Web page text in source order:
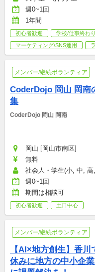
週0~1回
1年間
初心者歓迎 学校/仕事終わ
マーケティング/SNS運用
メンバー/継続ボランティア
CoderDojo 岡山 岡南
集
CoderDojo 岡山 岡南
岡山 [岡山市南区]
無料
社会人・学生(小, 中,
週0~1回
期間は相談可
初心者歓迎 土日中心
メンバー/継続ボランティア
【AI×地方創生】香
休みに地方の中小企